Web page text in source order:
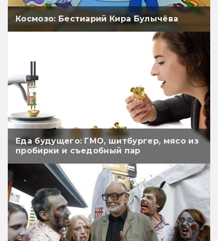
Космозо: Бестиарий Кира Булычёва
Еда будущего: ГМО, шитбургер, мясо из
пробирки и съедобный пар